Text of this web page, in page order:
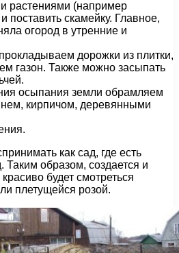
растениями (например
поставить скамейку. Главное,
огород в утренние и
дорожки из плитки,
газон. Также можно засыпать
осыпания земли обрамляем
кирпичом, деревянными
как сад, где есть
Таким образом, создается и
будет смотреться
плетущейся розой.